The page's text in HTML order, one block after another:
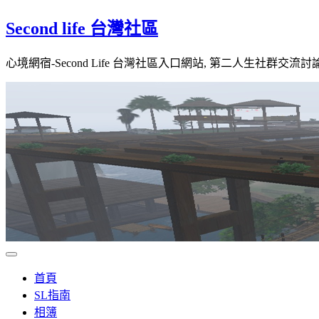
to
Second life 台灣社區
心境網宿-Second Life 台灣社區入口網站, 第二人生社群交流討
首頁
SL指南
相簿